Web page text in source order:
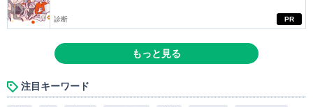
PR
診断
もっと見る
注目キーワード